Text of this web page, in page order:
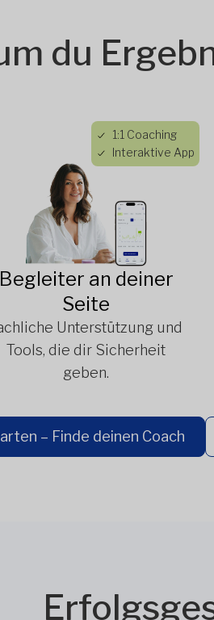
du
1:1 Coaching
Interaktive App
Begleiter an deiner
Seite
Unterstützung und
Tools, die dir Sicherheit
geben.
– Finde deinen Coach